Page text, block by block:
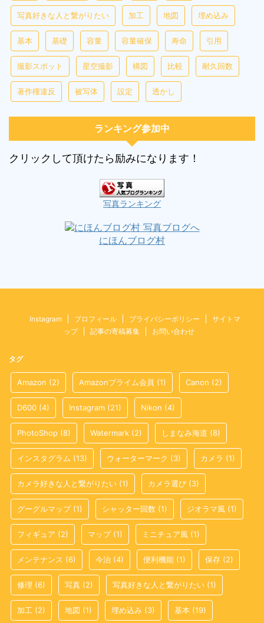
写真好きな人と繋がりたい 加工 地図 埋め込み
基本 基礎 容量 容量確保 寿命 引用
撮影スポット 星空撮影 構図 比較 耐久回数
著作権違反 被写体 設定 透かし
ランキング参加中
クリックして頂けたら励みになります！
写真ランキング
にほんブログ村
Instagram プロフィール プライバシーポリシー
サイトマ
ップ
記事の寄稿募集 お問い合わせ
タグ
Amazon (2) Amazonプライム会員 (1) Canon (2)
D600 (4) Instagram (21) Nikon (4)
PhotoShop (8) Watermark (2) しまなみ海道 (8)
インスタグラム (13) ウォーターマーク (3) カメラ (1)
カメラ好きな人と繋がりたい (1) カメラ選び (3)
グーグルマップ(1) シャッター回数 (1) ジオラマ風 (1)
フィギュア (2) マップ(1) ミニチュア風 (1)
メンテナンス (6) 今治 (4) 便利機能 (1) 保存 (2)
修理 (6) 写真 (2) 写真好きな人と繋がりたい (1)
加工 (2) 地図 (1) 埋め込み (3) 基本 (19)